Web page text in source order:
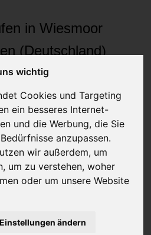
wichtig
Cookies und Targeting
ein besseres Internet-
und die Werbung, die Sie
anzupassen.
wir außerdem, um
um zu verstehen, woher
oder um unsere Website
Einstellungen ändern
in Wiesmoor
(Deutschland)
& gratis abholen
Geld für Ihr Auto erhalten
BEWERTUNG
Ankauf Ihres Autos inklusive der
Ihre Daten werden nicht mit Dritten